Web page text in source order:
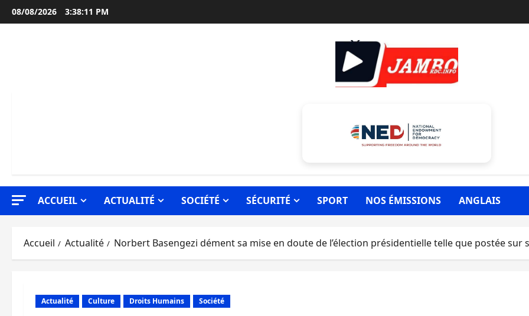
Aller
au
08/08/2026 3:38:12 PM
ACCUEIL ACTUALITÉ SOCIÉTÉ SÉCURITÉ SPORT NOS ÉMISSIONS ANGLAIS
Accueil Actualité Norbert Basengezi dément sa mise en doute de l’élection présidentielle telle que postée
Actualité Culture Droits Humains Société